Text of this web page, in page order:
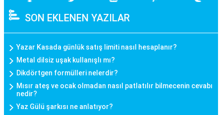
SON EKLENEN YAZILAR
Yazar Kasada günlük satış limiti nasıl hesaplanır?
Metal dilsiz uşak kullanışlı mı?
Dikdörtgen formülleri nelerdir?
Mısır ateş ve ocak olmadan nasıl patlatılır bilmecenin cevabı
nedir?
Yaz Gülü şarkısı ne anlatıyor?